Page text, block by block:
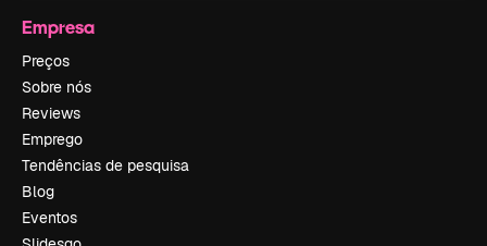
Empresa
Preços
Sobre nós
Reviews
Emprego
Tendências de pesquisa
Blog
Eventos